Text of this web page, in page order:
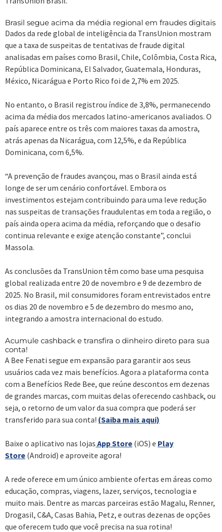
Brasil segue acima da média regional em fraudes digitais
Dados da rede global de inteligência da TransUnion mostram
que a taxa de suspeitas de tentativas de fraude digital
analisadas em países como Brasil, Chile, Colômbia, Costa Rica,
República Dominicana, El Salvador, Guatemala, Honduras,
México, Nicarágua e Porto Rico foi de 2,7% em 2025.
No entanto, o Brasil registrou índice de 3,8%, permanecendo
acima da média dos mercados latino-americanos avaliados. O
país aparece entre os três com maiores taxas da amostra,
atrás apenas da Nicarágua, com 12,5%, e da República
Dominicana, com 6,5%.
“A prevenção de fraudes avançou, mas o Brasil ainda está
longe de ser um cenário confortável. Embora os
investimentos estejam contribuindo para uma leve redução
nas suspeitas de transações fraudulentas em toda a região, o
país ainda opera acima da média, reforçando que o desafio
continua relevante e exige atenção constante”, conclui
Massola.
As conclusões da TransUnion têm como base uma pesquisa
global realizada entre 20 de novembro e 9 de dezembro de
2025. No Brasil, mil consumidores foram entrevistados entre
os dias 20 de novembro e 5 de dezembro do mesmo ano,
integrando a amostra internacional do estudo.
Acumule cashback e transfira o dinheiro direto para sua
conta!
A Bee Fenati segue em expansão para garantir aos seus
usuários cada vez mais benefícios. Agora a plataforma conta
com a Benefícios Rede Bee, que reúne descontos em dezenas
de grandes marcas, com muitas delas oferecendo cashback, ou
seja, o retorno de um valor da sua compra que poderá ser
transferido para sua conta! (Saiba mais aqui)
Baixe o aplicativo nas lojas App Store (iOS) e Play
Store (Android) e aproveite agora!
A rede oferece em um único ambiente ofertas em áreas como
educação, compras, viagens, lazer, serviços, tecnologia e
muito mais. Dentre as marcas parceiras estão Magalu, Renner,
Drogasil, C&A, Casas Bahia, Petz, e outras dezenas de opções
que oferecem tudo que você precisa na sua rotina!